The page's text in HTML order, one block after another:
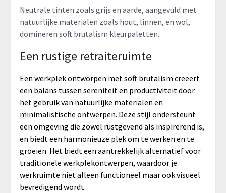
Neutrale tinten zoals grijs en aarde, aangevuld met
natuurlijke materialen zoals hout, linnen, en wol,
domineren soft brutalism kleurpaletten.
Een rustige retraiteruimte
Een werkplek ontworpen met soft brutalism creëert
een balans tussen sereniteit en productiviteit door
het gebruik van natuurlijke materialen en
minimalistische ontwerpen. Deze stijl ondersteunt
een omgeving die zowel rustgevend als inspirerend is,
en biedt een harmonieuze plek om te werken en te
groeien. Het biedt een aantrekkelijk alternatief voor
traditionele werkplekontwerpen, waardoor je
werkruimte niet alleen functioneel maar ook visueel
bevredigend wordt.